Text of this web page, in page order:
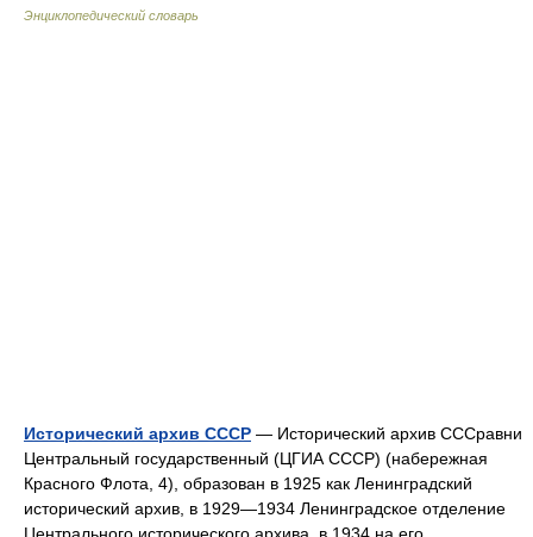
Энциклопедический словарь
Исторический архив СССР — Исторический архив СССравни
Центральный государственный (ЦГИА СССР) (набережная
Красного Флота, 4), образован в 1925 как Ленинградский
исторический архив, в 1929—1934 Ленинградское отделение